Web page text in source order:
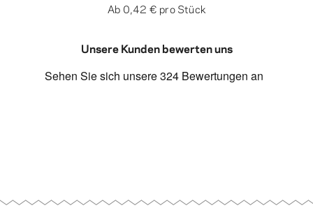
Ab 0,42 € pro Stück
Unsere Kunden bewerten uns